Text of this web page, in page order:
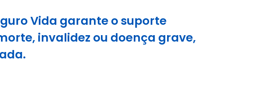
Vida garante o suporte
invalidez ou doença grave,